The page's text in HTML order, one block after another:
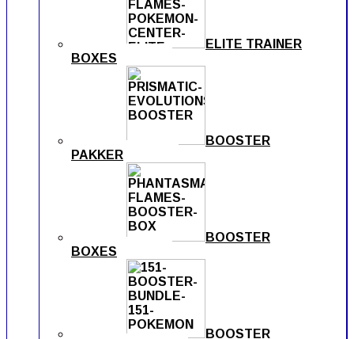
ELITE TRAINER
BOXES
BOOSTER
PAKKER
BOOSTER
BOXES
BOOSTER